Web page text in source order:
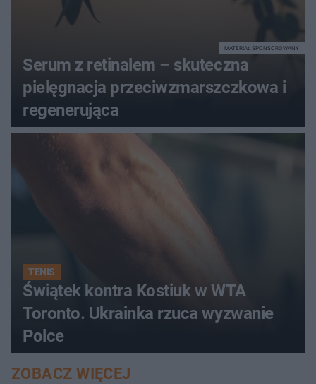
Serum z retinalem – skuteczna
pielęgnacja przeciwzmarszczkowa i
regenerująca
MATERIAŁ SPONSOROWANY
TENIS
Świątek kontra Kostiuk w WTA
Toronto. Ukrainka rzuca wyzwanie
Polce
ZOBACZ WIĘCEJ